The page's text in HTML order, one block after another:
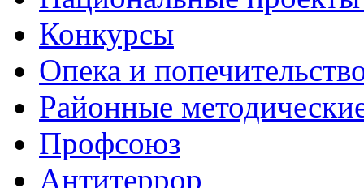
Конкурсы
Опека и
Районные
Профсоюз
Антитеррор